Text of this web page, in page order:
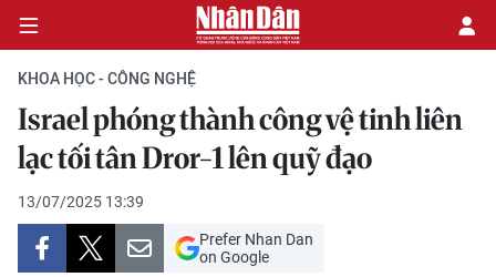
CHÍNH TRỊ
KINH TẾ
VĂN HÓA
KHOA HỌC - CÔNG NGHỆ
Israel phóng thành công vệ tinh liên
lạc tối tân Dror‑1 lên quỹ đạo
13/07/2025 13:39
Prefer Nhan Dan
on Google